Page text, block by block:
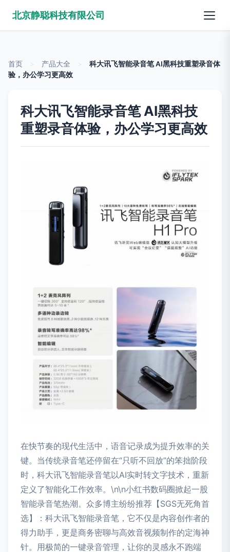
北京静聪科技有限公司
首页 产品大全
科大讯飞智能录音笔 AI黑科技重塑录音体
验，办公学习更高效
科大讯飞智能录音笔 AI黑科技
重塑录音体验，办公学习更高效
在快节奏的现代生活中，语音记录成为提升效率的关
键。当传统录音笔还停留在“只听不回放”的笨拙阶段
时，科大讯飞智能录音笔以AI实时转文字技术，重新
定义了智能化工作效率。\n\n小红书数码圈掀起一股
智能录音笔热潮。众多博主纷纷推荐【SGS无死角首
选】：科大讯飞智能录音笔，它不仅是内容创作者的
得力助手，更是商务密聊与高效音视频制作的定海神
针。用极简的一键录音管理，让你的灵感永不跑端